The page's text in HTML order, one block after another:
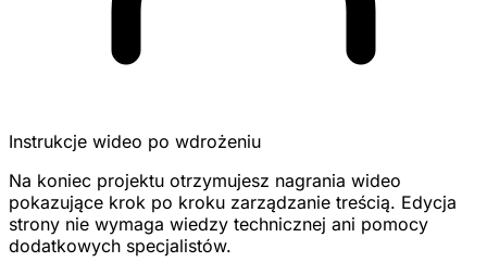
Instrukcje wideo po wdrożeniu
Na koniec projektu otrzymujesz nagrania wideo
pokazujące krok po kroku zarządzanie treścią. Edycja
strony nie wymaga wiedzy technicznej ani pomocy
dodatkowych specjalistów.